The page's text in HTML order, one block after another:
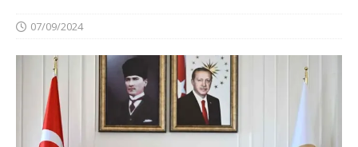
07/09/2024